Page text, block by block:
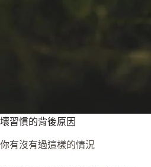
壞習慣的背後原因
你有沒有過這樣的情況